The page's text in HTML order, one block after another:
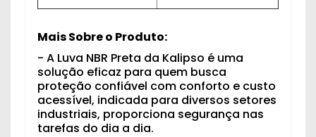
Mais Sobre o Produto:
- A Luva NBR Preta da Kalipso é uma
solução eficaz para quem busca
proteção confiável com conforto e custo
acessível, indicada para diversos setores
industriais, proporciona segurança nas
tarefas do dia a dia.